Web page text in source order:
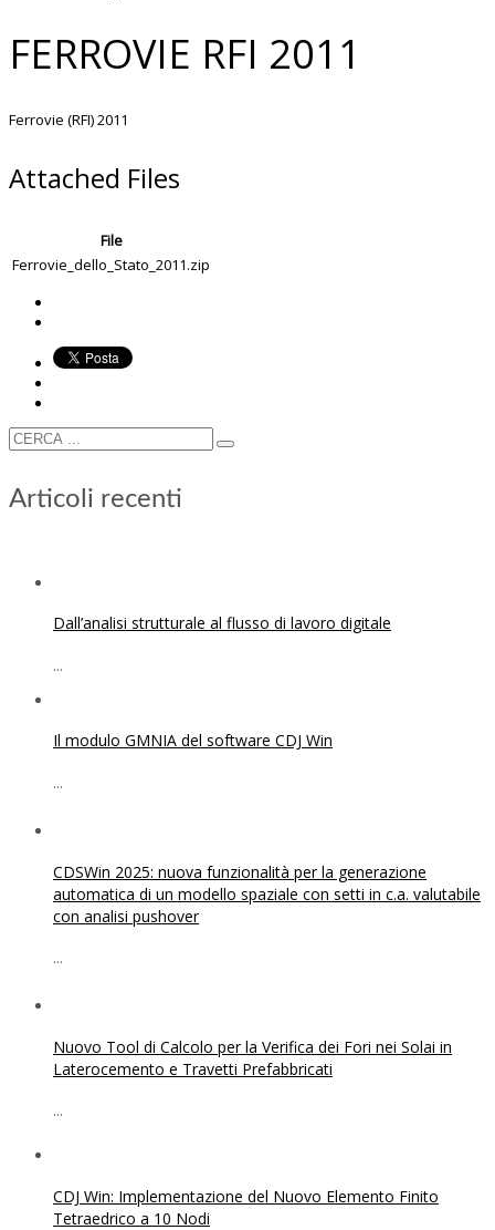
FERROVIE RFI 2011
Ferrovie (RFI) 2011
Attached Files
File
Ferrovie_dello_Stato_2011.zip
Articoli recenti
Dall’analisi strutturale al flusso di lavoro digitale
...
Il modulo GMNIA del software CDJ Win
...
CDSWin 2025: nuova funzionalità per la generazione
automatica di un modello spaziale con setti in c.a. valutabile
con analisi pushover
...
Nuovo Tool di Calcolo per la Verifica dei Fori nei Solai in
Laterocemento e Travetti Prefabbricati
...
CDJ Win: Implementazione del Nuovo Elemento Finito
Tetraedrico a 10 Nodi